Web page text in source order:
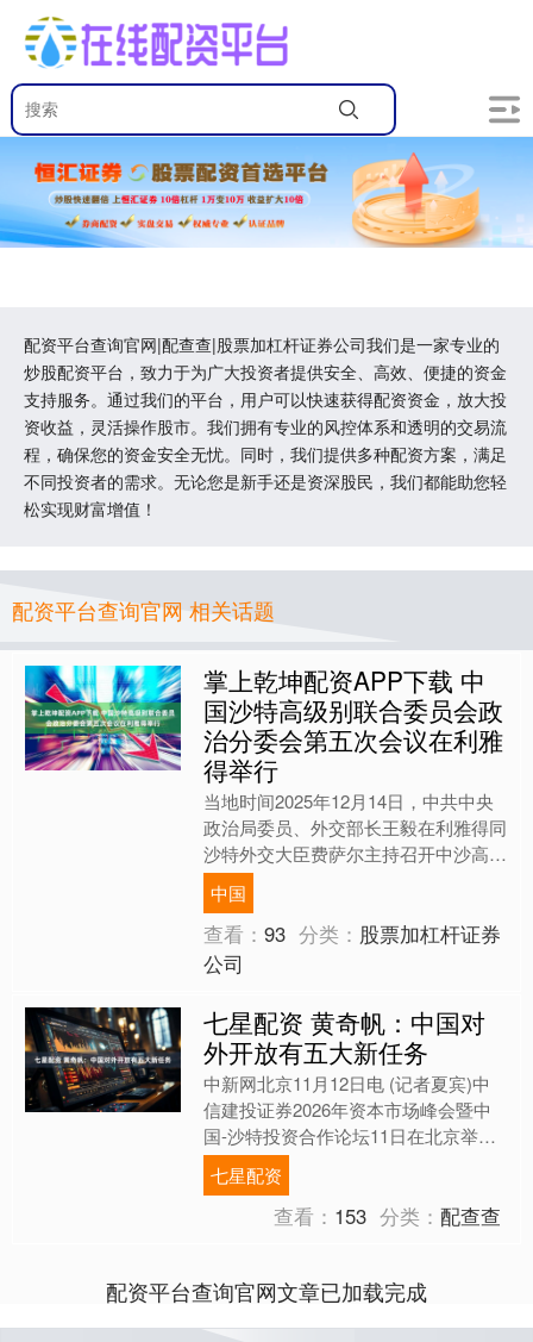
配资平台查询官网|配查查|股票加杠杆证券公司我们是一家专业的
炒股配资平台，致力于为广大投资者提供安全、高效、便捷的资金
支持服务。通过我们的平台，用户可以快速获得配资资金，放大投
资收益，灵活操作股市。我们拥有专业的风控体系和透明的交易流
程，确保您的资金安全无忧。同时，我们提供多种配资方案，满足
不同投资者的需求。无论您是新手还是资深股民，我们都能助您轻
松实现财富增值！
配资平台查询官网 相关话题
掌上乾坤配资APP下载 中
国沙特高级别联合委员会政
治分委会第五次会议在利雅
得举行
当地时间2025年12月14日，中共中央
政治局委员、外交部长王毅在利雅得同
沙特外交大臣费萨尔主持召开中沙高级
别联合委员会政治分委会第五次会议。
王毅表示，中沙人....
中国
查看：93 分类： 股票加杠杆证券
公司
七星配资 黄奇帆：中国对
外开放有五大新任务
中新网北京11月12日电 (记者夏宾)中
信建投证券2026年资本市场峰会暨中
国-沙特投资合作论坛11日在北京举
行，中国国家创新与发展战略研究会学
术委员会常务副主....
七星配资
查看： 153 分类：配查查
配资平台查询官网文章已加载完成